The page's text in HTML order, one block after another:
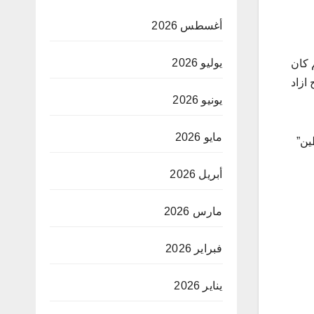
كان
أغسطس 2026
يوليو 2026
يونيو 2026
مايو 2026
أبريل 2026
مارس 2026
فبراير 2026
يناير 2026